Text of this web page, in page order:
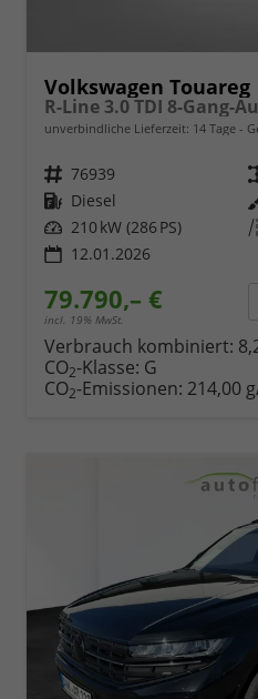
Volkswagen Touareg
R-Line 3.0 TDI 8-Gang-
unverbindliche Lieferzeit: 14 Tage
Fahrzeugnr. 76939
Kraftstoff Diesel
Leistung 210 kW (286 PS)
12.01.2026
79.790,– €
incl. 19% MwSt.
Verbrauch kombiniert:
CO2-Klasse: G
CO2-Emissionen: 214,00